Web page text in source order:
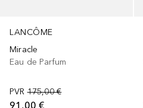
LANCÔME
Miracle
Eau de Parfum
PVR 175,00 €
91,00 €